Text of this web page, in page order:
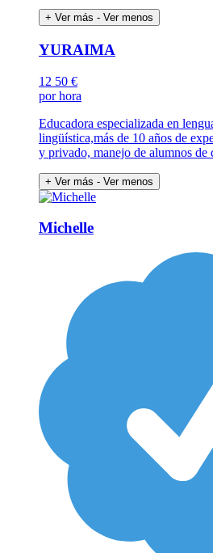
+ Ver más - Ver menos
YURAIMA
12 50 €
por hora
Educadora especializada en
lingüística,más de 10 años de
y privado, manejo de alumnos de
+ Ver más - Ver menos
Michelle